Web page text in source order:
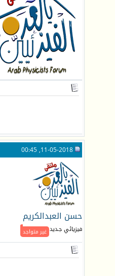
حسن العبدالكريم
غير متواجد فيزيائي جـديد